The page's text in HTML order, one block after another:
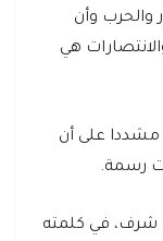
والحرب وأن
هي
مشددا على أن
رسمة.
شرف، في كلمته